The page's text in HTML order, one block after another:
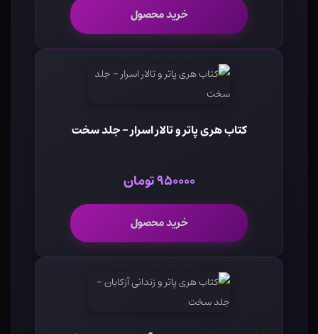
خرید محصول
کتاب هری پاتر و تالار اسرار - جلد سخت
۹۵۰۰۰۰ تومان
خرید محصول